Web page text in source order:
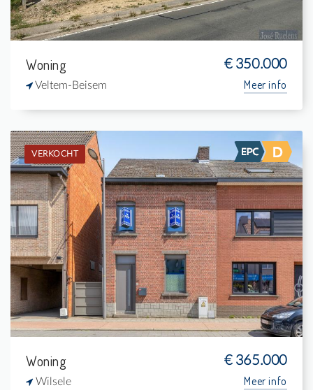
Woning € 350.000
Veltem-Beisem Meer info
VERKOCHT
Verkocht: Eengezinswoning
2
570 m²
1
151 m²
Woning € 365.000
Wilsele Meer info